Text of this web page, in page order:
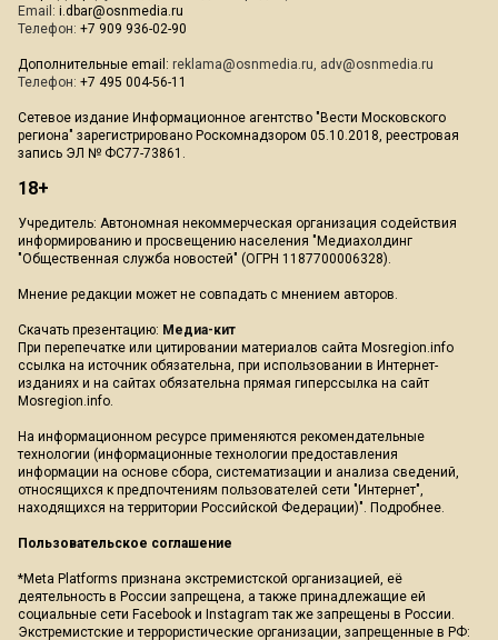
Email: i.dbar@osnmedia.ru
Телефон: +7 909 936-02-90
Дополнительные email: reklama@osnmedia.ru, adv@osnmedia.ru
Телефон: +7 495 004-56-11
Сетевое издание Информационное агентство "Вести Московского
региона" зарегистрировано Роскомнадзором 05.10.2018, реестровая
запись ЭЛ № ФС77-73861.
18+
Учредитель: Автономная некоммерческая организация содействия
информированию и просвещению населения "Медиахолдинг
"Общественная служба новостей" (ОГРН 1187700006328).
Мнение редакции может не совпадать с мнением авторов.
Скачать презентацию: Медиа-кит
При перепечатке или цитировании материалов сайта Mosregion.info
ссылка на источник обязательна, при использовании в Интернет-
изданиях и на сайтах обязательна прямая гиперссылка на сайт
Mosregion.info.
На информационном ресурсе применяются рекомендательные
технологии (информационные технологии предоставления
информации на основе сбора, систематизации и анализа сведений,
относящихся к предпочтениям пользователей сети "Интернет",
находящихся на территории Российской Федерации)". Подробнее.
Пользовательское соглашение
*Meta Platforms признана экстремистской организацией, её
деятельность в России запрещена, а также принадлежащие ей
социальные сети Facebook и Instagram так же запрещены в России.
Экстремистские и террористические организации, запрещенные в РФ: